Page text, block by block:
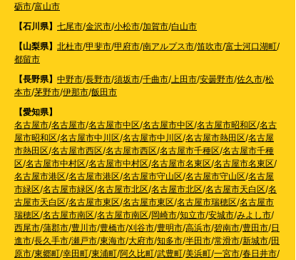
砺市/富山市
【石川県】 七尾市/金沢市/小松市/加賀市/白山市
【山梨県】 北杜市/甲斐市/甲府市/南アルプス市/笛吹市/富士河口湖町/
都留市
【長野県】 中野市/長野市/須坂市/千曲市/上田市/安曇野市/佐久市/松
本市/茅野市/伊那市/飯田市
【愛知県】
名古屋市/名古屋市/名古屋市中区/名古屋市中区/名古屋市昭和区/名古
屋市昭和区/名古屋市中川区/名古屋市中川区/名古屋市熱田区/名古屋
市熱田区/名古屋市西区/名古屋市西区/名古屋市千種区/名古屋市千種
区/名古屋市中村区/名古屋市中村区/名古屋市名東区/名古屋市名東区/
名古屋市港区/名古屋市港区/名古屋市守山区/名古屋市守山区/名古屋
市緑区/名古屋市緑区/名古屋市北区/名古屋市北区/名古屋市天白区/名
古屋市天白区/名古屋市東区/名古屋市東区/名古屋市瑞穂区/名古屋市
瑞穂区/名古屋市南区/名古屋市南区/岡崎市/知立市/安城市/みよし市/
西尾市/蒲郡市/豊川市/豊橋市/刈谷市/豊明市/高浜市/碧南市/豊田市/日
進市/長久手市/瀬戸市/東海市/大府市/知多市/半田市/常滑市/新城市/田
原市/東郷町/幸田町/東浦町/阿久比町/武豊町/美浜町/一宮市/春日井市/